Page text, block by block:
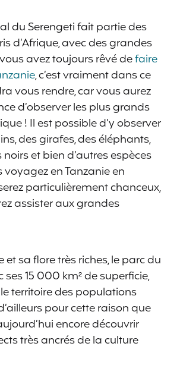
du Serengeti fait partie des
d’Afrique, avec des grandes
avez toujours rêvé defaire
, c’est vraiment dans ce
vous rendre, car vous aurez
d’observer les plus grands
! Il est possible d’y observer
des girafes, des éléphants,
et bien d’autres espèces
voyagez en Tanzanie en
particulièrement chanceux,
assister aux grandes
sa flore très riches, le parc du
ses 15 000 km² de superficie,
territoire des populations
pour cette raison que
encore découvrir
très ancrés de la culture